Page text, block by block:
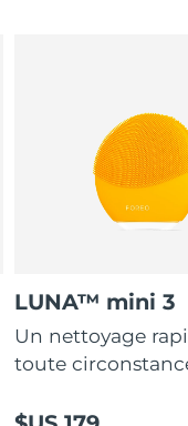
LUNA™ mini 3
Un nettoyage
toute